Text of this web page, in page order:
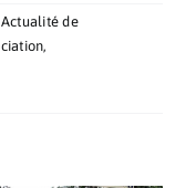
Actualité de
,